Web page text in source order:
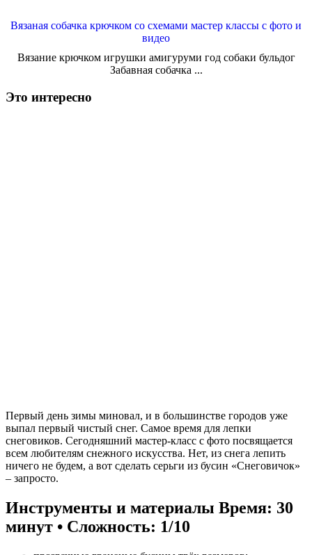
Вязаная собачка крючком со схемами мастер классы с фото и
видео
Вязание крючком игрушки амигуруми год собаки бульдог
Забавная собачка ...
Это интересно
Первый день зимы миновал, и в большинстве городов уже
выпал первый чистый снег. Самое время для лепки
снеговиков. Сегодняшний мастер-класс с фото посвящается
всем любителям снежного искусства. Нет, из снега лепить
ничего не будем, а вот сделать серьги из бусин «Снеговичок»
– запросто.
Инструменты и материалы Время: 30
минут • Сложность: 1/10